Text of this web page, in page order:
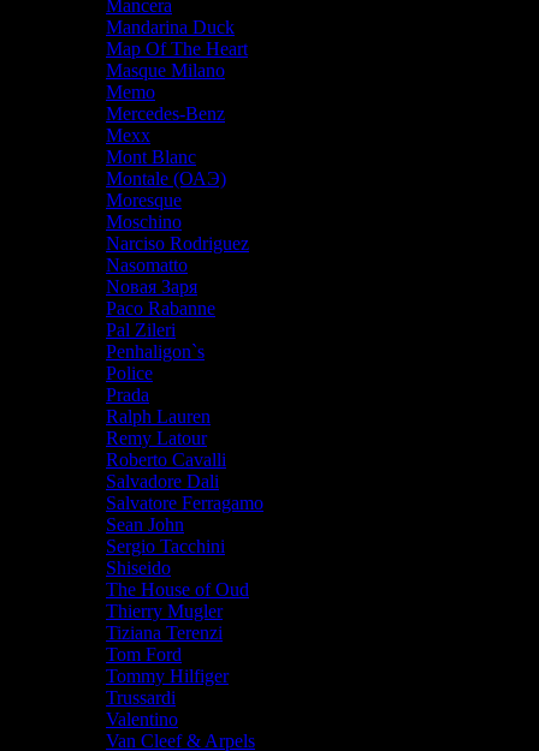
Mancera
Mandarina Duck
Map Of The Heart
Masque Milano
Memo
Mercedes-Benz
Mexx
Mont Blanc
Montale (ОАЭ)
Moresque
Moschino
Narciso Rodriguez
Nasomatto
Nовая Заря
Paco Rabanne
Pal Zileri
Penhaligon`s
Police
Prada
Ralph Lauren
Remy Latour
Roberto Cavalli
Salvadore Dali
Salvatore Ferragamo
Sean John
Sergio Tacchini
Shiseido
The House of Oud
Thierry Mugler
Tiziana Terenzi
Tom Ford
Tommy Hilfiger
Trussardi
Valentino
Van Cleef & Arpels